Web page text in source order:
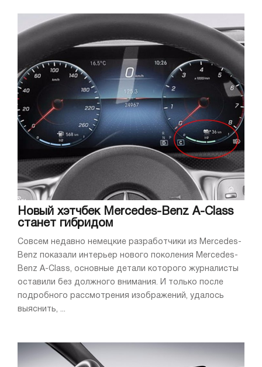
Новый хэтчбек Mercedes-Benz A-Class
станет гибридом
Совсем недавно немецкие разработчики из Mercedes-
Benz показали интерьер нового поколения Mercedes-
Benz A-Class, основные детали которого журналисты
оставили без должного внимания. И только после
подробного рассмотрения изображений, удалось
выяснить, ...